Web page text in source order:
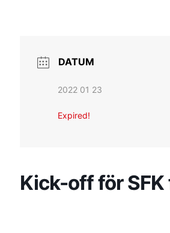
DATUM
2022 01 23
Expired!
Kick-off för